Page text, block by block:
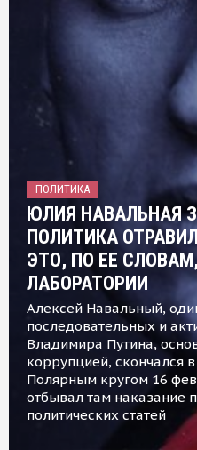
ПОЛИТИКА
ЮЛИЯ НАВАЛЬНАЯ
ПОЛИТИКА
ЭТО, ПО ЕЕ
ЛАБОРАТОРИИ
Алексей Навальный,
последовательных и
Владимира Путина,
коррупцией, скончался
Полярным кругом 16
отбывал там наказание
политических статей